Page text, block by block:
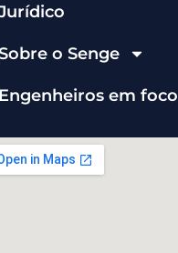
o Senge
Engenheiros em foco